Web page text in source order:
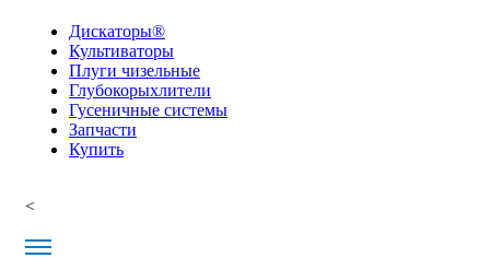
Дискаторы®
Культиваторы
Плуги чизельные
Глубокорыхлители
Гусеничные системы
Запчасти
Купить
<